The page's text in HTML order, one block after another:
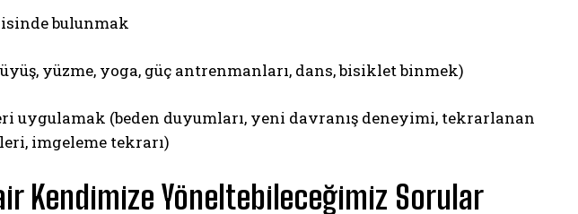
bulunmak
yüzme, yoga, güç antrenmanları, dans, bisiklet binmek)
uygulamak (beden duyumları, yeni davranış deneyimi, tekrarlanan
imgeleme tekrarı)
Kendimize Yöneltebileceğimiz Sorular